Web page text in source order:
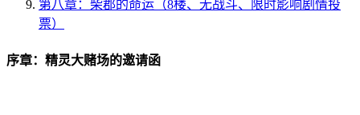
第八章：柴郡的命运（8楼、无战斗、限时影响剧情投
票）
序章：精灵大赌场的邀请函